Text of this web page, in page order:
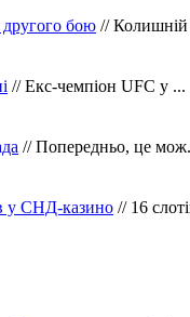
бою // Колишній
// Екс-чемпіон UFC у ...
// Попередньо, це
у СНД-казино // 16